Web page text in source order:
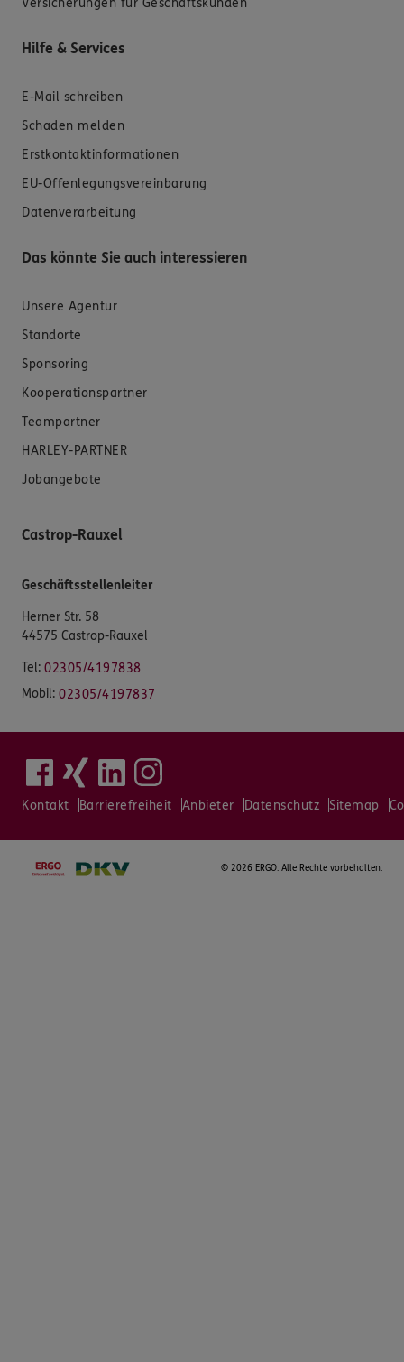
Versicherungen für Geschäftskunden
Hilfe & Services
E-Mail schreiben
Schaden melden
Erstkontaktinformationen
EU-Offenlegungsvereinbarung
Datenverarbeitung
Das könnte Sie auch interessieren
Unsere Agentur
Standorte
Sponsoring
Kooperationspartner
Teampartner
HARLEY-PARTNER
Jobangebote
Castrop-Rauxel
Geschäftsstellenleiter
Herner Str. 58
44575 Castrop-Rauxel
Tel: 02305/4197838
Mobil: 02305/4197837
Kontakt Barrierefreiheit Anbieter Datenschutz Sitemap
© 2026 ERGO. Alle Rechte vorbehalten.